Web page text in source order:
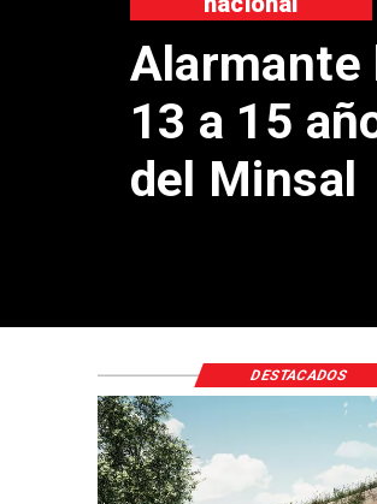
Alarmante
13 a 15
del Minsal
DESTACADOS